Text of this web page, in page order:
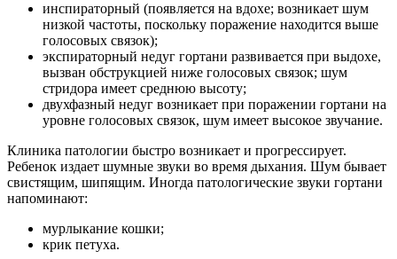
инспираторный (появляется на вдохе; возникает шум
низкой частоты, поскольку поражение находится выше
голосовых связок);
экспираторный недуг гортани развивается при выдохе,
вызван обструкцией ниже голосовых связок; шум
стридора имеет среднюю высоту;
двухфазный недуг возникает при поражении гортани на
уровне голосовых связок, шум имеет высокое звучание.
Клиника патологии быстро возникает и прогрессирует.
Ребенок издает шумные звуки во время дыхания. Шум бывает
свистящим, шипящим. Иногда патологические звуки гортани
напоминают:
мурлыкание кошки;
крик петуха.